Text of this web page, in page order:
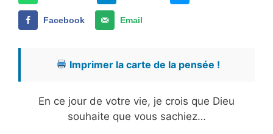
Facebook Email
Imprimer la carte de la pensée !
En ce jour de votre vie, je crois que Dieu
souhaite que vous sachiez…